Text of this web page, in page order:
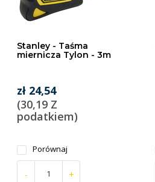
Stanley - Taśma
miernicza Tylon - 3m
zł 24,54
(30,19 Z
podatkiem)
Porównaj
- +